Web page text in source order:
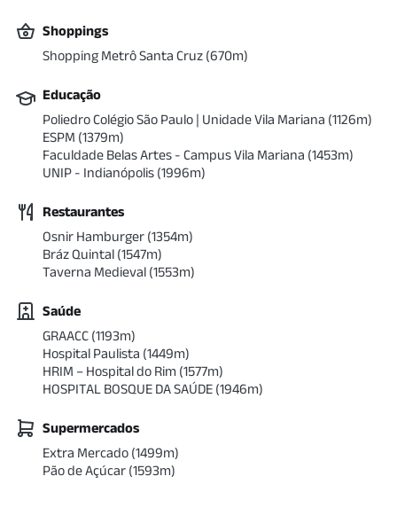
Shoppings
Shopping Metrô Santa Cruz (670m)
Educação
Poliedro Colégio São Paulo | Unidade Vila Mariana (1126m)
ESPM (1379m)
Faculdade Belas Artes - Campus Vila Mariana (1453m)
UNIP - Indianópolis (1996m)
Restaurantes
Osnir Hamburger (1354m)
Bráz Quintal (1547m)
Taverna Medieval (1553m)
Saúde
GRAACC (1193m)
Hospital Paulista (1449m)
HRIM – Hospital do Rim (1577m)
HOSPITAL BOSQUE DA SAÚDE (1946m)
Supermercados
Extra Mercado (1499m)
Pão de Açúcar (1593m)